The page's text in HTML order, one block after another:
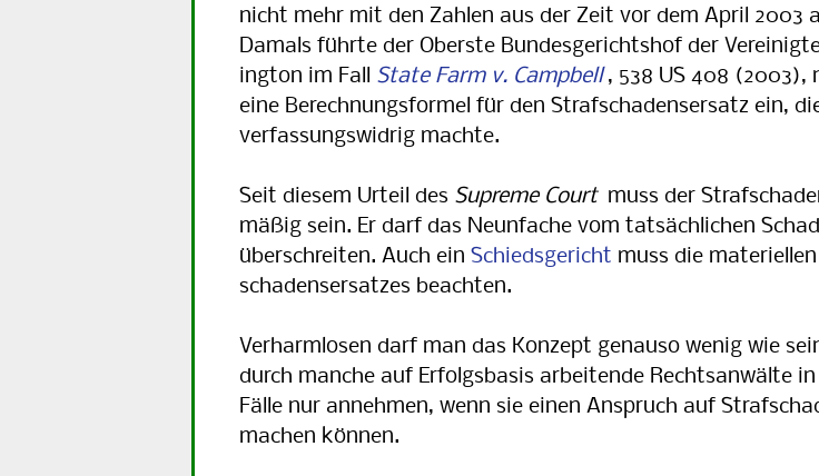
nicht mehr mit den Zahlen aus der Zeit vor dem April 2003
Damals führte der Oberste Bundesgerichtshof der
ing­ton im Fall State Farm v. Campbell , 538 US 408 (2003),
eine Be­rech­nungsformel für den Strafschadensersatz ein,
ver­fas­sungs­wid­rig machte.
Seit diesem Urteil des Supreme Court muss der
mäßig sein. Er darf das Neunfache vom tatsächlichen
über­schrei­ten. Auch ein Schiedsgericht muss die
scha­dens­ersatzes beachten.
Verharmlosen darf man das Konzept genauso wenig wie
durch manche auf Erfolgsbasis arbeitende Rechtsanwälte
Fäl­le nur annehmen, wenn sie einen Anspruch auf
ma­chen können.